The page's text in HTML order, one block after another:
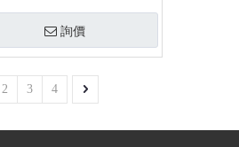
詢價
2 3 4